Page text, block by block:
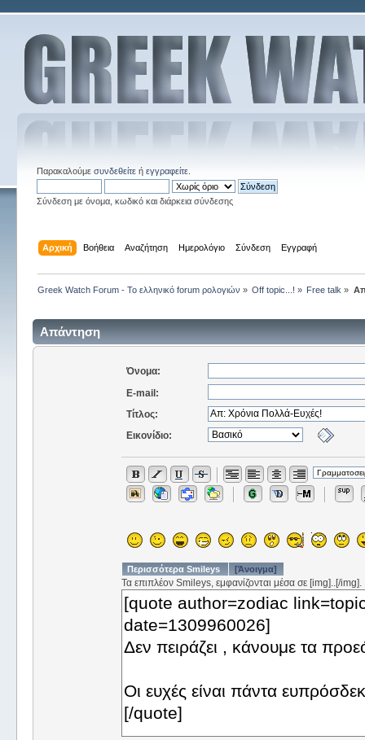
Παρακαλούμε συνδεθείτεή εγγραφείτε.
Σύνδεση με όνομα, κωδικό και διάρκεια σύνδεσης
Αρχική Βοήθεια Αναζήτηση Ημερολόγιο Σύνδεση Εγγραφή
Greek Watch Forum - Το ελληνικό forum ρολογιών » Off topic...! » Free talk »
Απάντηση
Όνομα:
E-mail:
Τίτλος:
Εικονίδιο:
Περισσότερα Smileys [Άνοιγμα]
Τα επιπλέον Smileys, εμφανίζονται μέσα σε [img]..[/img].